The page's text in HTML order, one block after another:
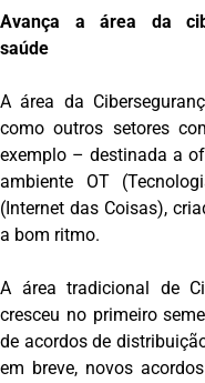
Avança a área da
saúde
A área da
como outros setores
exemplo – destinada a
ambiente OT
(Internet das Coisas),
a bom ritmo.
A área tradicional de
cresceu no primeiro
de acordos de
em breve, novos